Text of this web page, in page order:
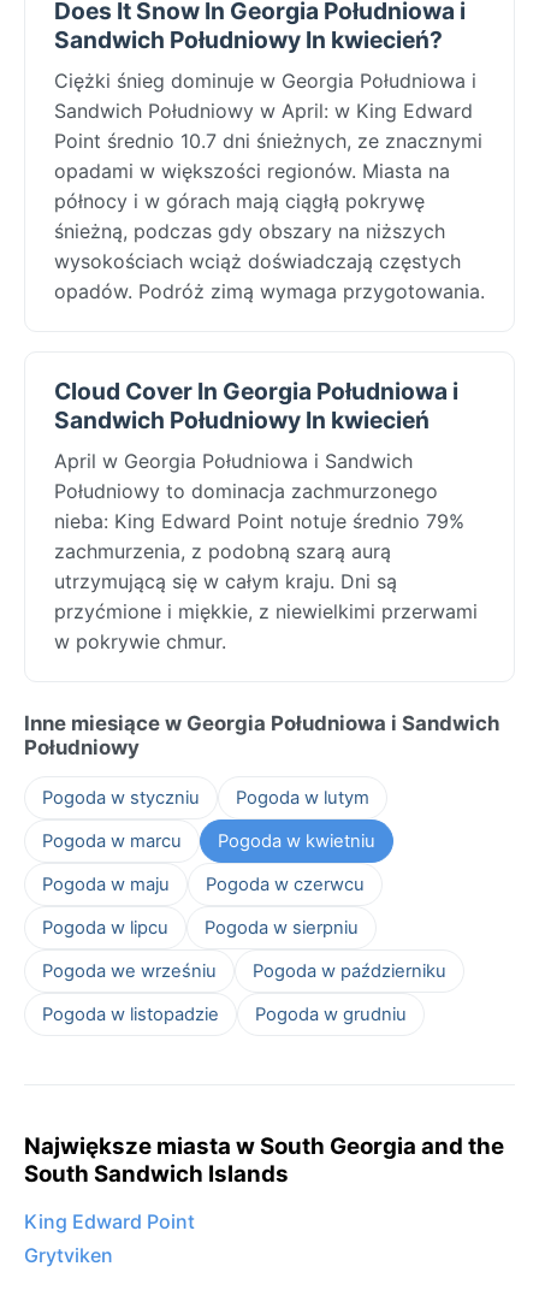
Does It Snow In Georgia Południowa i
Sandwich Południowy In kwiecień?
Ciężki śnieg dominuje w Georgia Południowa i
Sandwich Południowy w April: w King Edward
Point średnio 10.7 dni śnieżnych, ze znacznymi
opadami w większości regionów. Miasta na
północy i w górach mają ciągłą pokrywę
śnieżną, podczas gdy obszary na niższych
wysokościach wciąż doświadczają częstych
opadów. Podróż zimą wymaga przygotowania.
Cloud Cover In Georgia Południowa i
Sandwich Południowy In kwiecień
April w Georgia Południowa i Sandwich
Południowy to dominacja zachmurzonego
nieba: King Edward Point notuje średnio 79%
zachmurzenia, z podobną szarą aurą
utrzymującą się w całym kraju. Dni są
przyćmione i miękkie, z niewielkimi przerwami
w pokrywie chmur.
Inne miesiące w Georgia Południowa i Sandwich
Południowy
Pogoda w styczniu
Pogoda w lutym
Pogoda w marcu
Pogoda w kwietniu
Pogoda w maju
Pogoda w czerwcu
Pogoda w lipcu
Pogoda w sierpniu
Pogoda we wrześniu
Pogoda w październiku
Pogoda w listopadzie
Pogoda w grudniu
Największe miasta w South Georgia and the
South Sandwich Islands
King Edward Point
Grytviken